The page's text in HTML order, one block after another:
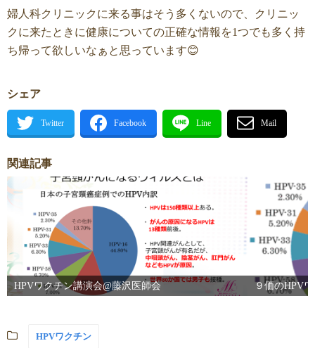
婦人科クリニックに来る事はそう多くないので、クリニッ
クに来たときに健康についての正確な情報を1つでも多く持
ち帰って欲しいなぁと思っています😊
シェア
関連記事
HPVワクチン講演会@藤沢医師会 ９価のHPV
HPVワクチン